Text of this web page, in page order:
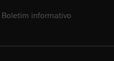
Boletim informativo